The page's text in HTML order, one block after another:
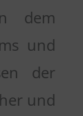
dem
und
der
und